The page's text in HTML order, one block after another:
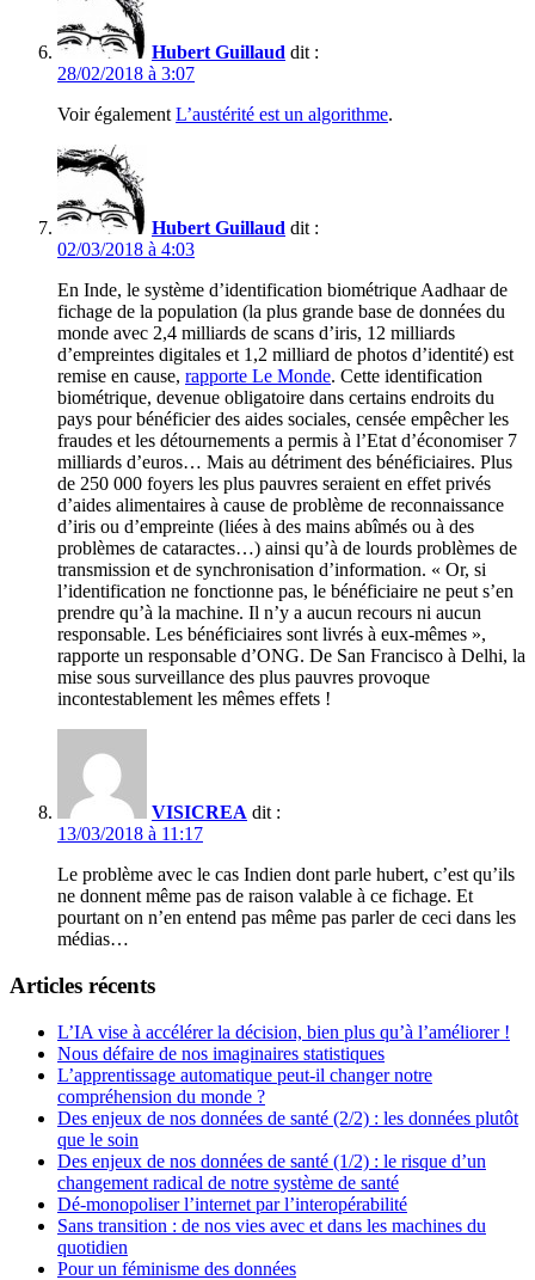
Hubert Guillaud dit :
28/02/2018 à 3:07
Voir égalementL’austérité est un algorithme.
Hubert Guillaud dit :
02/03/2018 à 4:03
En Inde, le système d’identification biométrique Aadhaar de
fichage de la population (la plus grande base de données du
monde avec 2,4 milliards de scans d’iris, 12 milliards
d’empreintes digitales et 1,2 milliard de photos d’identité) est
remise en cause, rapporte Le Monde. Cette identification
biométrique, devenue obligatoire dans certains endroits du
pays pour bénéficier des aides sociales, censée empêcher les
fraudes et les détournements a permis à l’Etat d’économiser 7
milliards d’euros… Mais au détriment des bénéficiaires. Plus
de 250 000 foyers les plus pauvres seraient en effet privés
d’aides alimentaires à cause de problème de reconnaissance
d’iris ou d’empreinte (liées à des mains abîmés ou à des
problèmes de cataractes…) ainsi qu’à de lourds problèmes de
transmission et de synchronisation d’information. « Or, si
l’identification ne fonctionne pas, le bénéficiaire ne peut s’en
prendre qu’à la machine. Il n’y a aucun recours ni aucun
responsable. Les bénéficiaires sont livrés à eux-mêmes »,
rapporte un responsable d’ONG. De San Francisco à Delhi, la
mise sous surveillance des plus pauvres provoque
incontestablement les mêmes effets !
VISICREA dit :
13/03/2018 à 11:17
Le problème avec le cas Indien dont parle hubert, c’est qu’ils
ne donnent même pas de raison valable à ce fichage. Et
pourtant on n’en entend pas même pas parler de ceci dans les
médias…
Articles récents
L’IA vise à accélérer la décision, bien plus qu’à l’améliorer !
Nous défaire de nos imaginaires statistiques
L’apprentissage automatique peut-il changer notre
compréhension du monde ?
Des enjeux de nos données de santé (2/2) : les données plutôt
que le soin
Des enjeux de nos données de santé (1/2) : le risque d’un
changement radical de notre système de santé
Dé-monopoliser l’internet par l’interopérabilité
Sans transition : de nos vies avec et dans les machines du
quotidien
Pour un féminisme des données